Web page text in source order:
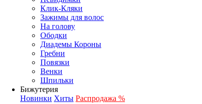
Клик-Кляки
Зажимы для волос
На голову
Ободки
Диадемы Короны
Гребни
Повязки
Венки
Шпильки
Бижутерия
Новинки Хиты Распродажа %